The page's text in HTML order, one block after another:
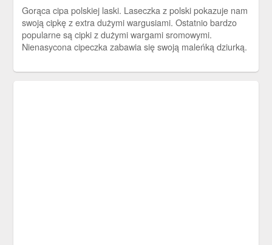
Gorąca cipa polskiej laski. Laseczka z polski pokazuje nam
swoją cipkę z extra dużymi wargusiami. Ostatnio bardzo
popularne są cipki z dużymi wargami sromowymi.
Nienasycona cipeczka zabawia się swoją maleńką dziurką.